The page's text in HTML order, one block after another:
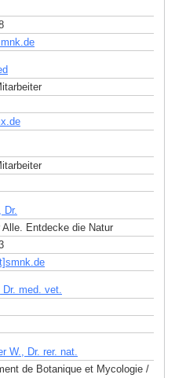
de
de
Dr.
Entdecke die Natur
.de
med. vet.
W., Dr. rer. nat.
de Botanique et Mycologie /